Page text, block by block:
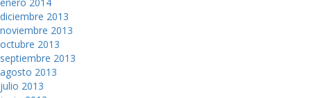
diciembre 2013
noviembre 2013
octubre 2013
septiembre 2013
agosto 2013
julio 2013